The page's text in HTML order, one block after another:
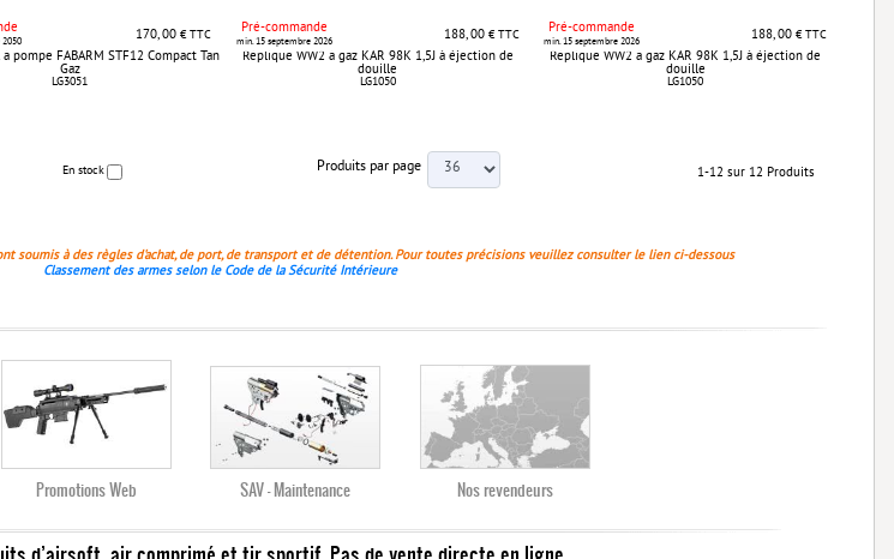
2050 170, 00€ TTC
pompe FABARM STF12 Compact Tan
Gaz
LG3051
Pré-commande
min. 15 septembre 2026 188, 00 € TTC
Réplique WW2 à gaz KAR 98K 1,5J à éjection de
douille
LG1050
Pré-commande
min. 15 septembre 2026 188, 00€ TTC
Réplique WW2 à gaz KAR 98K 1,5J à éjection de
douille
LG1050
En stock Produits par page 1-12 sur 12 Produits
soumis à des règles d'achat, de port, de transport et de détention. Pour toutes précisions veuillez consulter le lien ci-dessous
Classement des armes selon le Code de la Sécurité Intérieure
Promotions Web SAV - Maintenance Nos revendeurs